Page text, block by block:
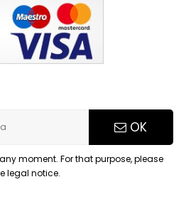
OK
moment. For that purpose, please
legal notice.